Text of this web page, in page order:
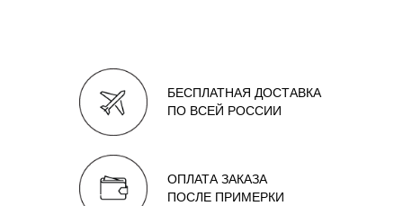
БЕСПЛАТНАЯ ДОСТАВКА
ПО ВСЕЙ РОССИИ
ОПЛАТА ЗАКАЗА
ПОСЛЕ ПРИМЕРКИ